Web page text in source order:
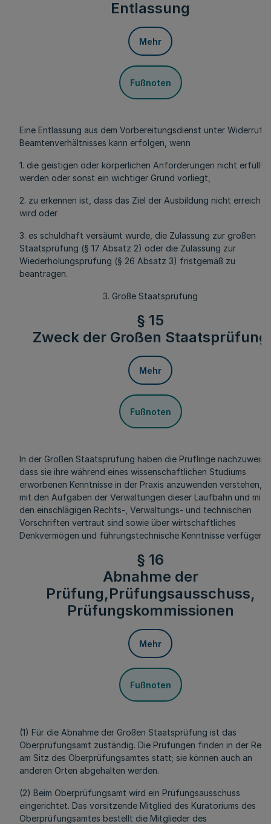
Entlassung
Mehr
Fußnoten
Eine Entlassung aus dem Vorbereitungsdienst unter Widerruf
Beamtenverhältnisses kann erfolgen, wenn
1. die geistigen oder körperlichen Anforderungen nicht erfüllt
werden oder sonst ein wichtiger Grund vorliegt,
2. zu erkennen ist, dass das Ziel der Ausbildung nicht erreicht
wird oder
3. es schuldhaft versäumt wurde, die Zulassung zur großen
Staatsprüfung (§ 17 Absatz 2) oder die Zulassung zur
Wiederholungsprüfung (§ 26 Absatz 3) fristgemäß zu
beantragen.
3. Große Staatsprüfung
§ 15
Zweck der Großen Staatsprüfung
Mehr
Fußnoten
In der Großen Staatsprüfung haben die Prüflinge
dass sie ihre während eines wissenschaftlichen Studiums
erworbenen Kenntnisse in der Praxis anzuwenden verstehen,
mit den Aufgaben der Verwaltungen dieser Laufbahn und mit
den einschlägigen Rechts-, Verwaltungs- und technischen
Vorschriften vertraut sind sowie über wirtschaftliches
Denkvermögen und führungstechnische Kenntnisse verfügen.
§ 16
Abnahme der
Prüfung,Prüfungsausschuss,
Prüfungskommissionen
Mehr
Fußnoten
(1) Für die Abnahme der Großen Staatsprüfung ist das
Oberprüfungsamt zuständig. Die Prüfungen finden in der
am Sitz des Oberprüfungsamtes statt; sie können auch an
anderen Orten abgehalten werden.
(2) Beim Oberprüfungsamt wird ein Prüfungsausschuss
eingerichtet. Das vorsitzende Mitglied des Kuratoriums des
Oberprüfungsamtes bestellt die Mitglieder des